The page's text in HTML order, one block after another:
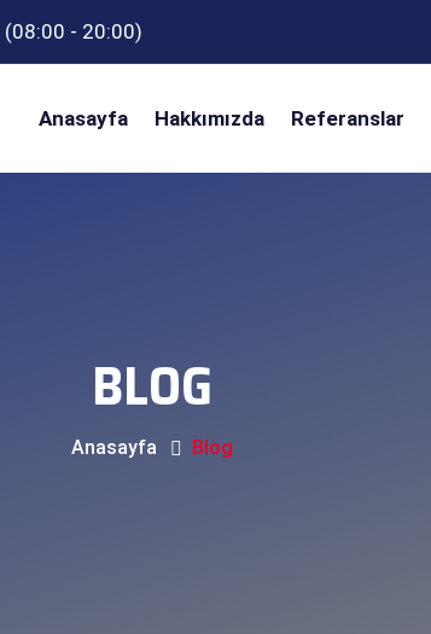
(08:00 - 20:00)
Anasayfa Hakkımızda Referanslar
BLOG
Anasayfa Blog